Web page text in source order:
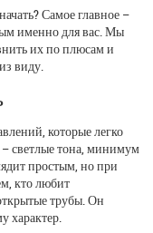
Самое главное –
именно для вас. Мы
их по плюсам и
виду.
которые легко
– светлые тона, минимум
простым, но при
кто любит
трубы. Он
характер.